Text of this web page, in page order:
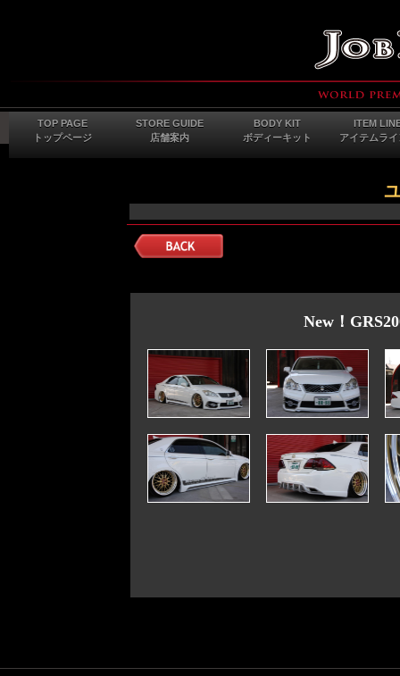
TOP PAGE
トップページ
STORE GUIDE
店舗案内
BODY KIT
ボディーキット
ITEM
アイテムラ
New！